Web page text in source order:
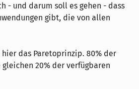
- und darum soll es gehen - dass
gibt, die von allen
das Paretoprinzip. 80% der
20% der verfügbaren